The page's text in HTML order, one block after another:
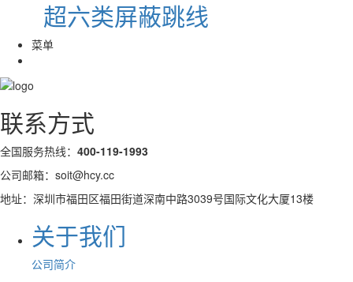
超六类屏蔽跳线
菜单
联系方式
全国服务热线： 400-119-1993
公司邮箱：soit@hcy.cc
地址：深圳市福田区福田街道深南中路3039号国际文化大厦13楼
关于我们
公司简介